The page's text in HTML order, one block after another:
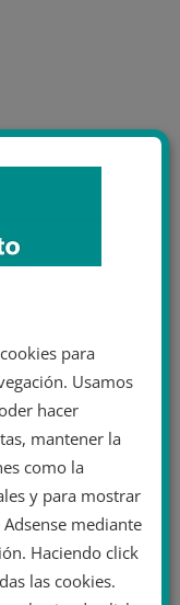
para
Usamos
hacer
mantener la
como la
y para mostrar
mediante
Haciendo click
las cookies.